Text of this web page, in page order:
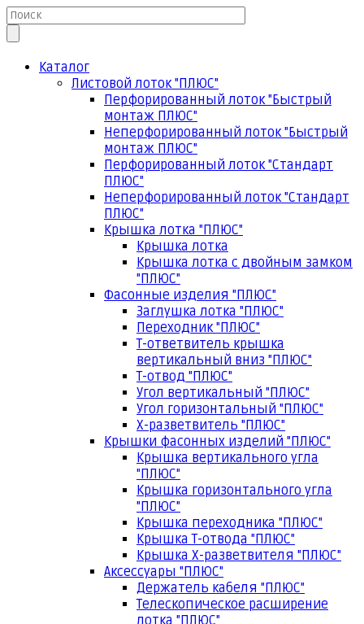
Каталог
Листовой лоток "ПЛЮС"
Перфорированный лоток "Быстрый
монтаж ПЛЮС"
Неперфорированный лоток "Быстрый
монтаж ПЛЮС"
Перфорированный лоток "Стандарт
ПЛЮС"
Неперфорированный лоток "Стандарт
ПЛЮС"
Крышка лотка "ПЛЮС"
Крышка лотка
Крышка лотка с двойным замком
"ПЛЮС"
Фасонные изделия "ПЛЮС"
Заглушка лотка "ПЛЮС"
Переходник "ПЛЮС"
Т-ответвитель крышка
вертикальный вниз "ПЛЮС"
Т-отвод "ПЛЮС"
Угол вертикальный "ПЛЮС"
Угол горизонтальный "ПЛЮС"
Х-разветвитель "ПЛЮС"
Крышки фасонных изделий "ПЛЮС"
Крышка вертикального угла
"ПЛЮС"
Крышка горизонтального угла
"ПЛЮС"
Крышка переходника "ПЛЮС"
Крышка Т-отвода "ПЛЮС"
Крышка Х-разветвителя "ПЛЮС"
Аксессуары "ПЛЮС"
Держатель кабеля "ПЛЮС"
Телескопическое расширение
лотка "ПЛЮС"